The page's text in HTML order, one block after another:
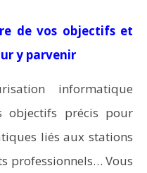
de vos objectifs et
y parvenir
informatique
objectifs précis pour
liés aux stations
professionnels… Vous